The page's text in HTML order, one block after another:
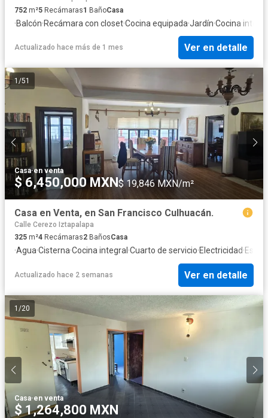
752 m²5 Recámaras1 BañoCasa
·Balcón·Recámara con closet·Cocina equipada·Jardín·Cocina
Actualizado hace más de 1 mes Ver en detalle
1 /51
Casa·en venta
$ 6,450,000 MXN$ 19,846 MXN/m²
Casa en Venta, en San Francisco Culhuacán.
Calle Cerezo Iztapalapa
325 m²4 Recámaras2 BañosCasa
·Agua·Cisterna·Cocina integral ·Cuarto de servicio·Electricidad·
Actualizado hace 2 semanas Ver en detalle
1 /20
Casa·en venta
$ 1,264,800 MXN